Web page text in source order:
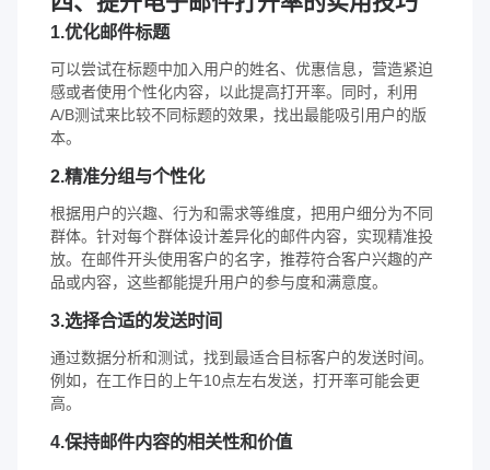
1.优化邮件标题
可以尝试在标题中加入用户的姓名、优惠信息，营造紧迫
感或者使用个性化内容，以此提高打开率。同时，利用
A/B测试来比较不同标题的效果，找出最能吸引用户的版
本。
2.精准分组与个性化
根据用户的兴趣、行为和需求等维度，把用户细分为不同
群体。针对每个群体设计差异化的邮件内容，实现精准投
放。在邮件开头使用客户的名字，推荐符合客户兴趣的产
品或内容，这些都能提升用户的参与度和满意度。
3.选择合适的发送时间
通过数据分析和测试，找到最适合目标客户的发送时间。
例如，在工作日的上午10点左右发送，打开率可能会更
高。
4.保持邮件内容的相关性和价值